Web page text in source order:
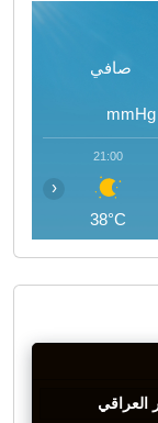
صافي
mmHg
21:00
38°C
‹